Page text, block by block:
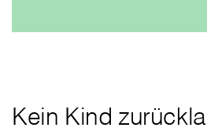
Kein Kind